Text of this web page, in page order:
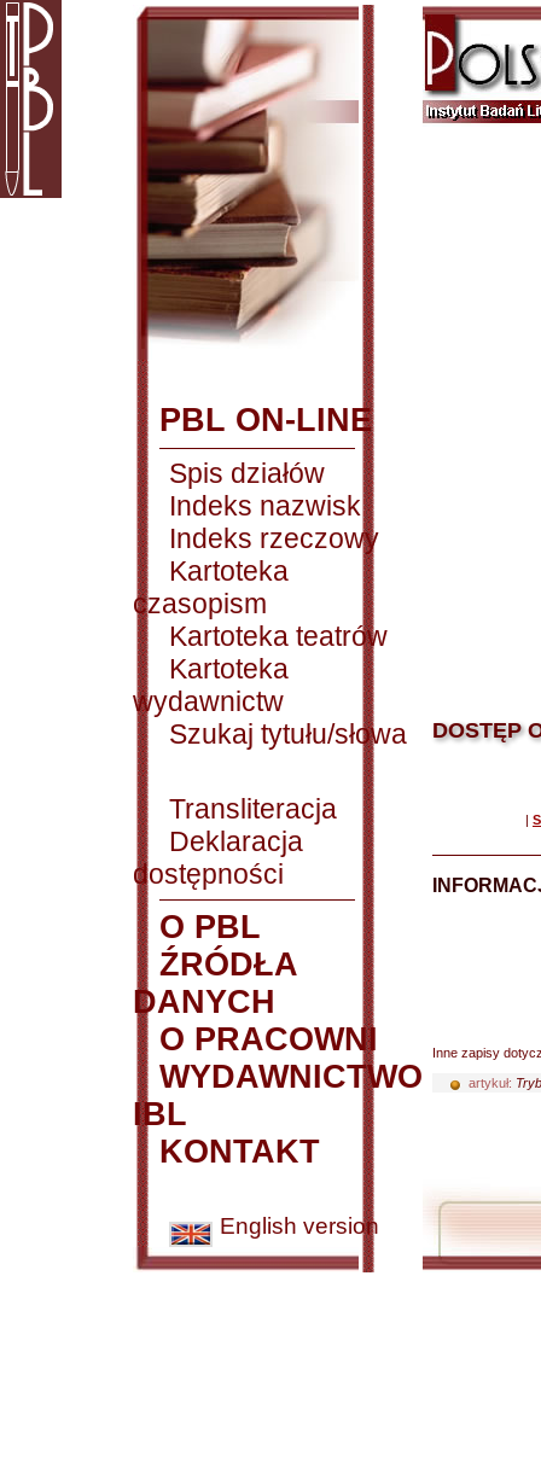
PBL ON-LINE
Spis działów
Indeks nazwisk
Indeks rzeczowy
Kartoteka
czasopism
Kartoteka teatrów
Kartoteka
wydawnictw
Szukaj tytułu/słowa
Transliteracja
Deklaracja
dostępności
O PBL
ŹRÓDŁA
DANYCH
O PRACOWNI
WYDAWNICTWO
IBL
KONTAKT
English version
DOSTĘP
|
Inne zapisy
artykuł: